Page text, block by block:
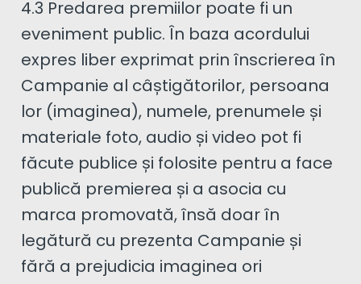
4.3 Predarea premiilor poate fi un
eveniment public. În baza acordului
expres liber exprimat prin înscrierea în
Campanie al câștigătorilor, persoana
lor (imaginea), numele, prenumele și
materiale foto, audio și video pot fi
făcute publice și folosite pentru a face
publică premierea și a asocia cu
marca promovată, însă doar în
legătură cu prezenta Campanie și
fără a prejudicia imaginea ori